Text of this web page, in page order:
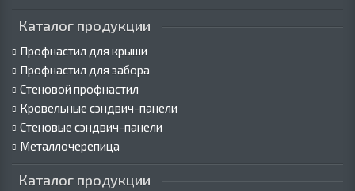
Каталог продукции
Профнастил для крыши
Профнастил для забора
Стеновой профнастил
Кровельные сэндвич-панели
Стеновые сэндвич-панели
Металлочерепица
Каталог продукции